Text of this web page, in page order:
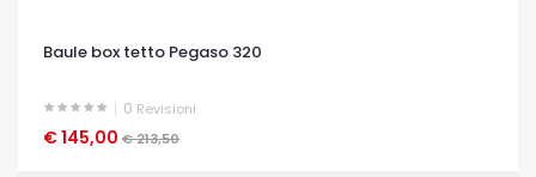
Baule box tetto Pegaso 320
0 Revisioni
€ 145,00 € 213,50
OCCHIATA VELOCE